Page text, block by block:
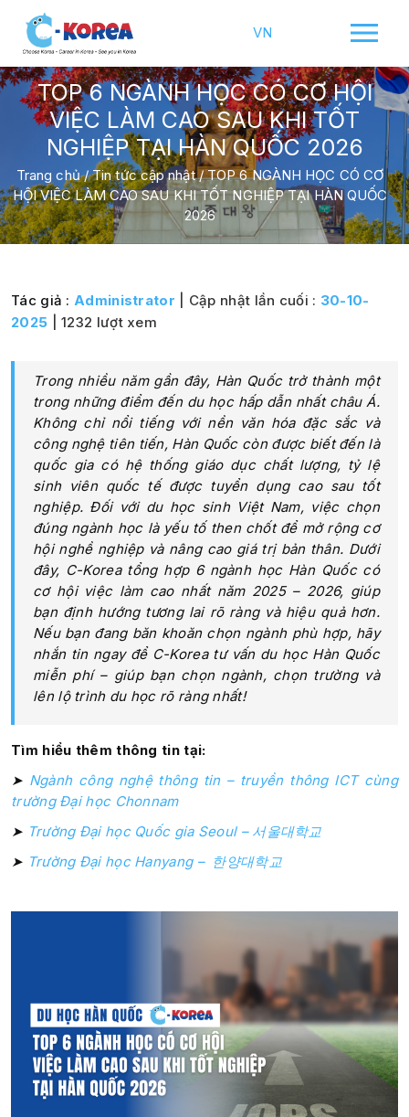
VN
TOP 6 NGÀNH HỌC CÓ CƠ HỘI
VIỆC LÀM CAO SAU KHI TỐT
NGHIỆP TẠI HÀN QUỐC 2026
Trang chủ/Tin tức cập nhật/TOP 6 NGÀNH HỌC CÓ CƠ
HỘI VIỆC LÀM CAO SAU KHI TỐT NGHIỆP TẠI HÀN QUỐC
2026
Tác giả : Administrator | Cập nhật lần cuối : 30-10-
2025 | 1232 lượt xem
Trong nhiều năm gần đây, Hàn Quốc trở thành một
trong những điểm đến du học hấp dẫn nhất châu Á.
Không chỉ nổi tiếng với nền văn hóa đặc sắc và
công nghệ tiên tiến, Hàn Quốc còn được biết đến là
quốc gia có hệ thống giáo dục chất lượng, tỷ lệ
sinh viên quốc tế được tuyển dụng cao sau tốt
nghiệp. Đối với du học sinh Việt Nam, việc chọn
đúng ngành học là yếu tố then chốt để mở rộng cơ
hội nghề nghiệp và nâng cao giá trị bản thân. Dưới
đây, C-Korea tổng hợp 6 ngành học Hàn Quốc có
cơ hội việc làm cao nhất năm 2025 – 2026, giúp
bạn định hướng tương lai rõ ràng và hiệu quả hơn.
Nếu bạn đang băn khoăn chọn ngành phù hợp, hãy
nhắn tin ngay để C-Korea tư vấn du học Hàn Quốc
miễn phí – giúp bạn chọn ngành, chọn trường và
lên lộ trình du học rõ ràng nhất!
Tìm hiểu thêm thông tin tại:
➤ Ngành công nghệ thông tin – truyền thông ICT cùng
trường Đại học Chonnam
➤ Trường Đại học Quốc gia Seoul – 서울대학교
➤ Trường Đại học Hanyang – 한양대학교